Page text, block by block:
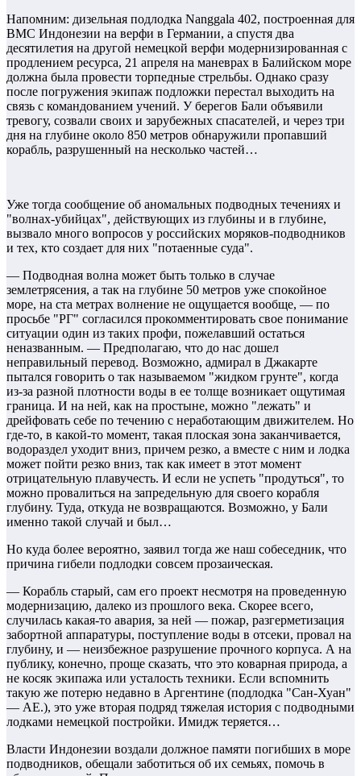
Напомним: дизельная подлодка Nanggalа 402, построенная для
ВМС Индонезии на верфи в Германии, а спустя два
десятилетия на другой немецкой верфи модернизированная с
продлением ресурса, 21 апреля на маневрах в Балийском море
должна была провести торпедные стрельбы. Однако сразу
после погружения экипаж подложки перестал выходить на
связь с командованием учений. У берегов Бали объявили
тревогу, созвали своих и зарубежных спасателей, и через три
дня на глубине около 850 метров обнаружили пропавший
корабль, разрушенный на несколько частей…
Уже тогда сообщение об аномальных подводных течениях и
"волнах-убийцах", действующих из глубины и в глубине,
вызвало много вопросов у российских моряков-подводников
и тех, кто создает для них "потаенные суда".
— Подводная волна может быть только в случае
землетрясения, а так на глубине 50 метров уже спокойное
море, на ста метрах волнение не ощущается вообще, — по
просьбе "РГ" согласился прокомментировать свое понимание
ситуации один из таких профи, пожелавший остаться
неназванным. — Предполагаю, что до нас дошел
неправильный перевод. Возможно, адмирал в Джакарте
пытался говорить о так называемом "жидком грунте", когда
из-за разной плотности воды в ее толще возникает ощутимая
граница. И на ней, как на простыне, можно "лежать" и
дрейфовать себе по течению с неработающим движителем. Но
где-то, в какой-то момент, такая плоская зона заканчивается,
водораздел уходит вниз, причем резко, а вместе с ним и лодка
может пойти резко вниз, так как имеет в этот момент
отрицательную плавучесть. И если не успеть "продуться", то
можно провалиться на запредельную для своего корабля
глубину. Туда, откуда не возвращаются. Возможно, у Бали
именно такой случай и был…
Но куда более вероятно, заявил тогда же наш собеседник, что
причина гибели подлодки совсем прозаическая.
— Корабль старый, сам его проект несмотря на проведенную
модернизацию, далеко из прошлого века. Скорее всего,
случилась какая-то авария, за ней — пожар, разгерметизация
забортной аппаратуры, поступление воды в отсеки, провал на
глубину, и — неизбежное разрушение прочного корпуса. А на
публику, конечно, проще сказать, что это коварная природа, а
не косяк экипажа или усталость техники. Если вспомнить
такую же потерю недавно в Аргентине (подлодка "Сан-Хуан"
— АЕ.), это уже вторая подряд тяжелая история с подводными
лодками немецкой постройки. Имидж теряется…
Власти Индонезии воздали должное памяти погибших в море
подводников, обещали заботиться об их семьях, помочь в